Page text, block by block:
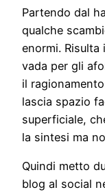
Partendo dal
qualche
enormi.
vada per gli
il
lascia spazio
superficiale,
la sintesi ma
Quindi metto
blog al social